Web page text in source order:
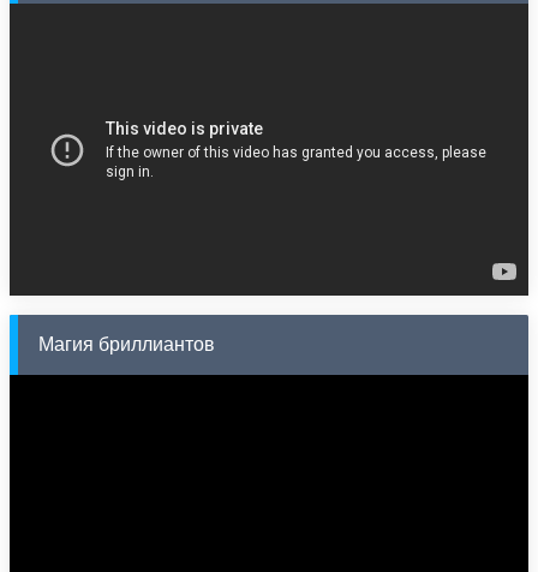
Магия бриллиантов